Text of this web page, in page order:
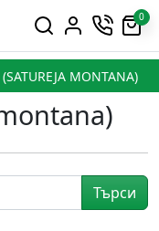
0
MONTANA)
Търси